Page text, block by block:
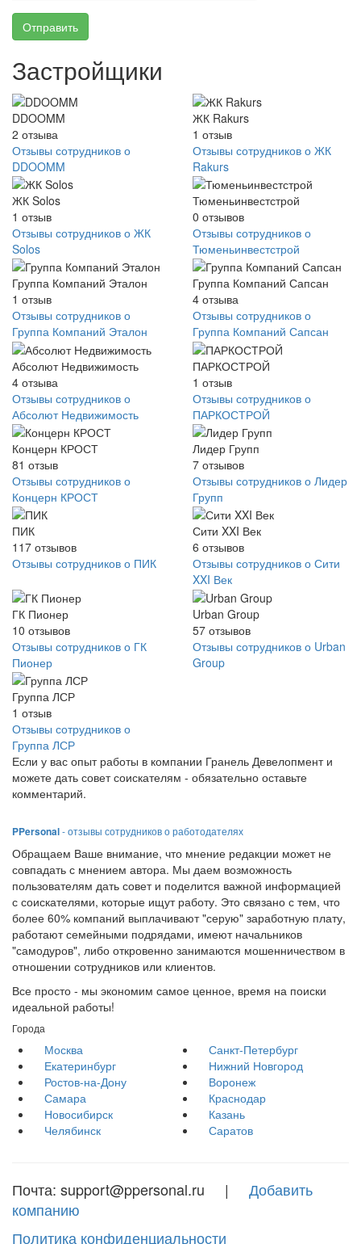
Отправить
Застройщики
DDOOMM
2 отзыва
Отзывы сотрудников о
DDOOMM
ЖК Rakurs
1 отзыв
Отзывы сотрудников о ЖК
Rakurs
ЖК Solos
1 отзыв
Отзывы сотрудников о ЖК
Solos
Тюменьинвестстрой
0 отзывов
Отзывы сотрудников о
Тюменьинвестстрой
Группа Компаний Эталон
1 отзыв
Отзывы сотрудников о
Группа Компаний Эталон
Группа Компаний Сапсан
4 отзыва
Отзывы сотрудников о
Группа Компаний Сапсан
Абсолют Недвижимость
4 отзыва
Отзывы сотрудников о
Абсолют Недвижимость
ПАРКОСТРОЙ
1 отзыв
Отзывы сотрудников о
ПАРКОСТРОЙ
Концерн КРОСТ
81 отзыв
Отзывы сотрудников о
Концерн КРОСТ
Лидер Групп
7 отзывов
Отзывы сотрудников о Лидер
Групп
ПИК
117 отзывов
Отзывы сотрудников о ПИК
Сити XXI Век
6 отзывов
Отзывы сотрудников о Сити
XXI Век
ГК Пионер
10 отзывов
Отзывы сотрудников о ГК
Пионер
Urban Group
57 отзывов
Отзывы сотрудников о Urban
Group
Группа ЛСР
1 отзыв
Отзывы сотрудников о
Группа ЛСР
Если у вас опыт работы в компании Гранель Девелопмент и
можете дать совет соискателям - обязательно оставьте
комментарий.
PPersonal- отзывы сотрудников о работодателях
Обращаем Ваше внимание, что мнение редакции может не
совпадать с мнением автора. Мы даем возможность
пользователям дать совет и поделится важной информацией
с соискателями, которые ищут работу. Это связано с тем, что
более 60% компаний выплачивают "серую" заработную плату,
работают семейными подрядами, имеют начальников
"самодуров", либо откровенно занимаются мошенничеством в
отношении сотрудников или клиентов.
Все просто - мы экономим самое ценное, время на поиски
идеальной работы!
Города
Москва
Санкт-Петербург
Екатеринбург
Нижний Новгород
Ростов-на-Дону
Воронеж
Самара
Краснодар
Новосибирск
Казань
Челябинск
Саратов
Почта: support@ppersonal.ru | Добавить
компанию
Политика конфиденциальности